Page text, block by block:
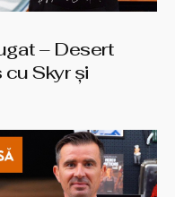
– Desert
Skyr și